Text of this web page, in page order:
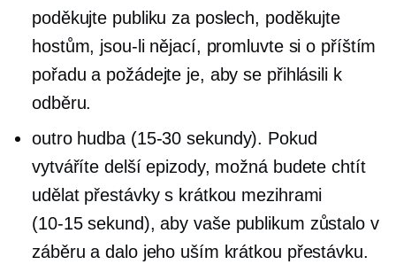
poděkujte publiku za poslech, poděkujte
hostům, jsou-li nějací, promluvte si o příštím
pořadu a požádejte je, aby se přihlásili k
odběru.
outro hudba (15-30 sekundy). Pokud
vytváříte delší epizody, možná budete chtít
udělat přestávky s krátkou mezihrami
(10-15sekund), aby vaše publikum zůstalo v
záběru a dalo jeho uším krátkou přestávku.